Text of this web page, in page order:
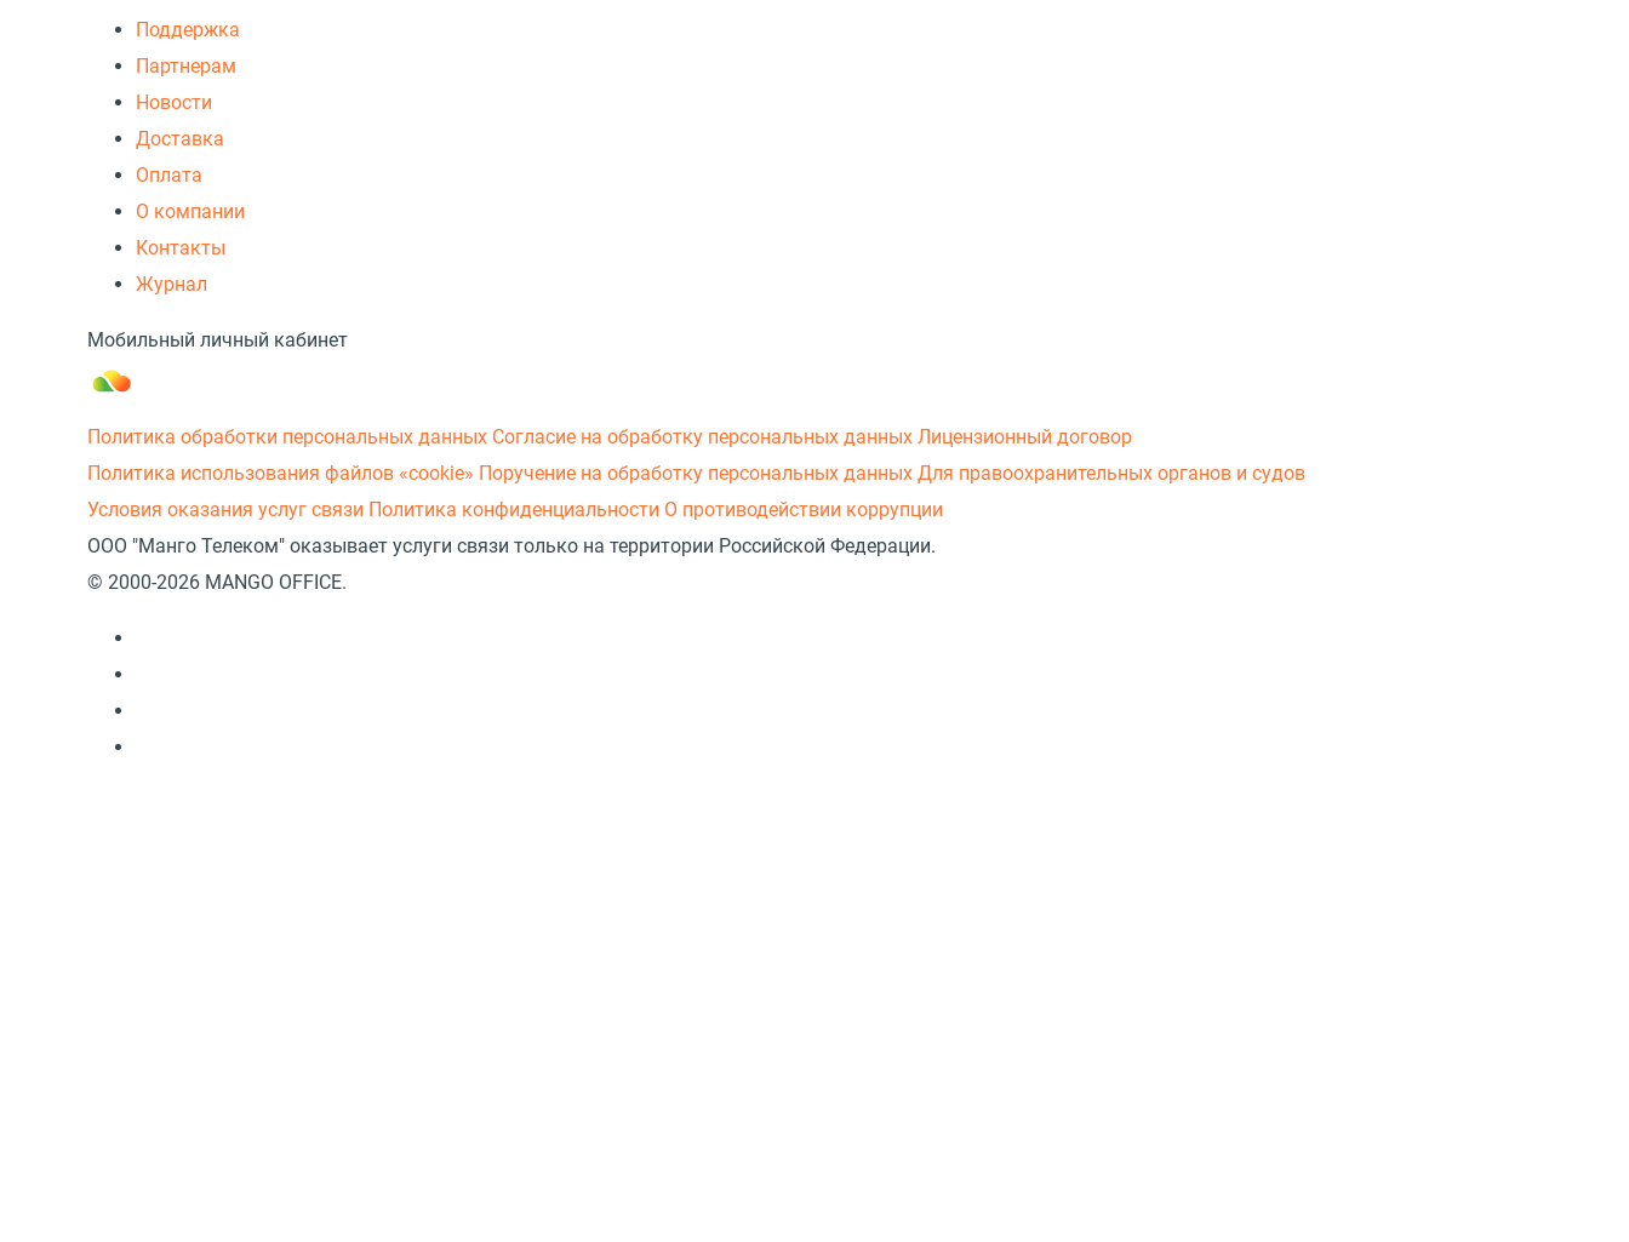
Поддержка
Партнерам
Новости
Доставка
Оплата
О компании
Контакты
Журнал
Мобильный личный кабинет
Политика обработки персональных данных Согласие на обработку персональных данных Лицензионный договор
Политика использования файлов «cookie» Поручение на обработку персональных данных Для правоохранительных органов и судов
Условия оказания услуг связи Политика конфиденциальности О противодействии коррупции
ООО "Манго Телеком" оказывает услуги связи только на территории Российской Федерации.
© 2000-2026 MANGO OFFICE.